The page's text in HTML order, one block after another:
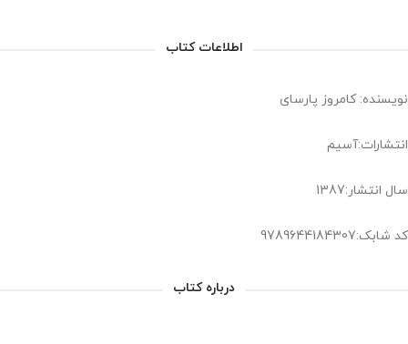
اطلاعات کتاب
نویسنده: کامروز پارسای
انتشارات:آسیم
سال انتشار:1387
کد شابک:9789644184307
درباره کتاب